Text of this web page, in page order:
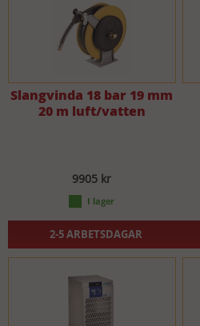
Slangvinda 18 bar 19 mm
20 m luft/vatten
9905 kr
2-5 ARBETSDAGAR